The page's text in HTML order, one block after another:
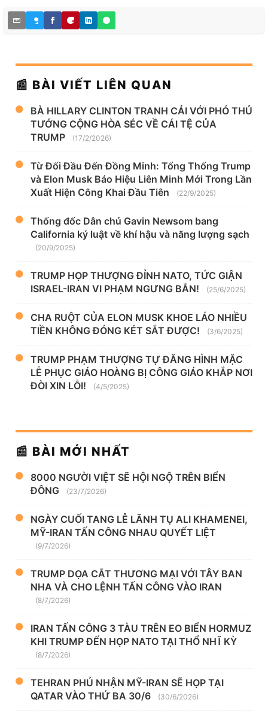
📰 BÀI VIẾT LIÊN QUAN
BÀ HILLARY CLINTON TRANH CẢI VỚI PHÓ THỦ
TƯỚNG CỘNG HÒA SÉC VỀ CÁI TỆ CỦA
TRUMP
(17/2/2026)
Từ Đối Đầu Đến Đồng Minh: Tổng Thống Trump
và Elon Musk Báo Hiệu Liên Minh Mới Trong Lần
Xuất Hiện Công Khai Đầu Tiên
(22/9/2025)
Thống đốc Dân chủ Gavin Newsom bang
California ký luật về khí hậu và năng lượng sạch
(20/9/2025)
TRUMP HỌP THƯỢNG ĐỈNH NATO, TỨC GIẬN
ISRAEL-IRAN VI PHẠM NGƯNG BẮN!
(25/6/2025)
CHA RUỘT CỦA ELON MUSK KHOE LÁO NHIỀU
TIỀN KHÔNG ĐÓNG KÉT SẮT ĐƯỢC!
(3/6/2025)
TRUMP PHẠM THƯỢNG TỰ ĐĂNG HÌNH MẶC
LỄ PHỤC GIÁO HOÀNG BỊ CÔNG GIÁO KHẮP NƠI
ĐÒI XIN LỖI!
(4/5/2025)
📰 BÀI MỚI NHẤT
8000 NGƯỜI VIỆT SẼ HỘI NGỘ TRÊN BIỂN
ĐÔNG
(23/7/2026)
NGÀY CUỐI TANG LỄ LÃNH TỤ ALI KHAMENEI,
MỸ-IRAN TẤN CÔNG NHAU QUYẾT LIỆT
(9/7/2026)
TRUMP DỌA CẮT THƯƠNG MẠI VỚI TÂY BAN
NHA VÀ CHO LỆNH TẤN CÔNG VÀO IRAN
(8/7/2026)
IRAN TẤN CÔNG 3 TÀU TRÊN EO BIỂN HORMUZ
KHI TRUMP ĐẾN HỌP NATO TẠI THỔ NHĨ KỲ
(8/7/2026)
TEHRAN PHỦ NHẬN MỸ-IRAN SẼ HỌP TẠI
QATAR VÀO THỨ BA 30/6
(30/6/2026)